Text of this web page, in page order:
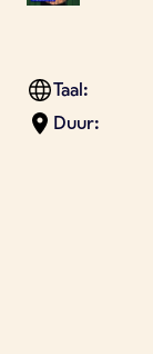
Taal:
Duur: